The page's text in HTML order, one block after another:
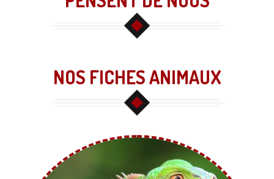
NOS FICHES ANIMAUX